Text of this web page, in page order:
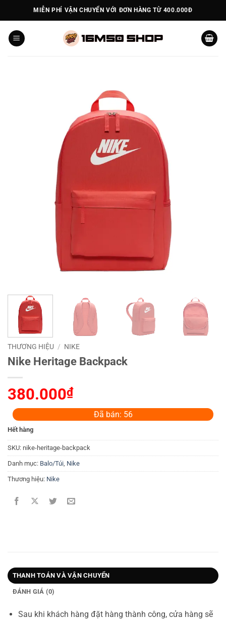
qua
nội
dung
MIỄN PHÍ VẬN CHUYỂN VỚI ĐƠN HÀNG TỪ 400.000Đ
THƯƠNG HIỆU / NIKE
Nike Heritage Backpack
380.000₫
Đã bán: 56
Hết hàng
SKU: nike-heritage-backpack
Danh mục: Balo/Túi, Nike
Thương hiệu: Nike
THANH TOÁN VÀ VẬN CHUYỂN
ĐÁNH GIÁ (0)
Sau khi khách hàng đặt hàng thành công, cửa hàng sẽ